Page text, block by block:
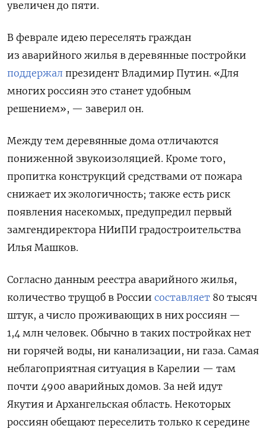
увеличен до пяти.
В феврале идею переселять граждан
из аварийного жилья в деревянные постройки
поддержал президент Владимир Путин. «Для
многих россиян это станет удобным
решением», — заверил он.
Между тем деревянные дома отличаются
пониженной звукоизоляцией. Кроме того,
пропитка конструкций средствами от пожара
снижает их экологичность; также есть риск
появления насекомых, предупредил первый
замгендиректора НИиПИ градостроительства
Илья Машков.
Согласно данным реестра аварийного жилья,
количество трущоб в России составляет 80 тысяч
штук, а число проживающих в них россиян —
1,4 млн человек. Обычно в таких постройках нет
ни горячей воды, ни канализации, ни газа. Самая
неблагоприятная ситуация в Карелии — там
почти 4900 аварийных домов. За ней идут
Якутия и Архангельская область. Некоторых
россиян обещают переселить только к середине